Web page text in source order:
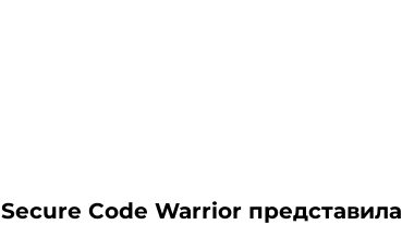
Secure Code Warrior представила